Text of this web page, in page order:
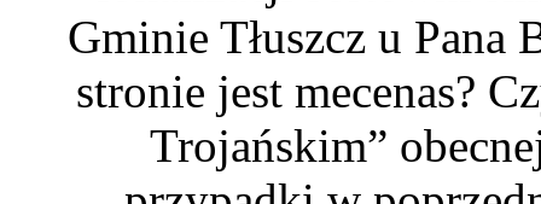
Gminie Tłuszcz u Pana
stronie jest mecenas?
Trojańskim”